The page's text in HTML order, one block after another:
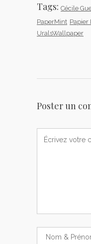
Tags: Cécile
PaperMint Papier
UralsWallpaper
Poster un